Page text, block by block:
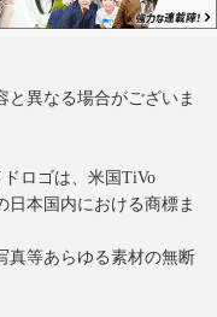
と異なる場合がございま
ロゴは、米国TiVo
日本国内における商標ま
真等あらゆる素材の無断